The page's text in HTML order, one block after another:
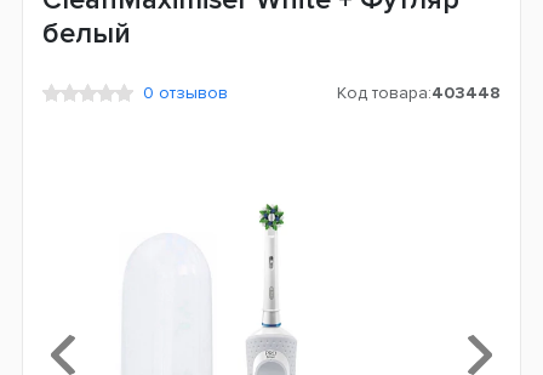
белый
0 отзывов Код товара:403448